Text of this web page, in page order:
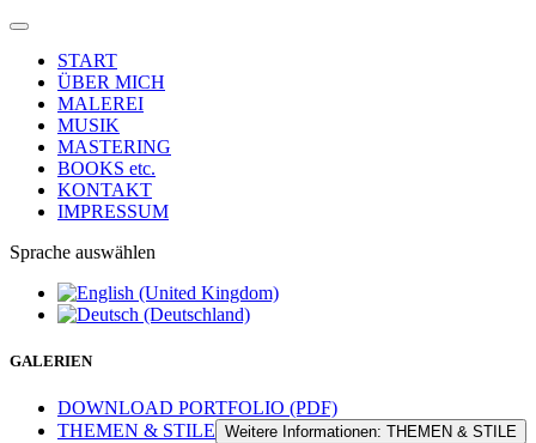
START
ÜBER MICH
MALEREI
MUSIK
MASTERING
BOOKS etc.
KONTAKT
IMPRESSUM
Sprache auswählen
GALERIEN
DOWNLOAD PORTFOLIO (PDF)
THEMEN & STILE Weitere Informationen: THEMEN & STILE